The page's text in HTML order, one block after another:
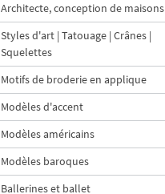
Architecte, conception de maisons
Styles d'art | Tatouage | Crânes |
Squelettes
Motifs de broderie en applique
Modèles d'accent
Modèles américains
Modèles baroques
Ballerines et ballet